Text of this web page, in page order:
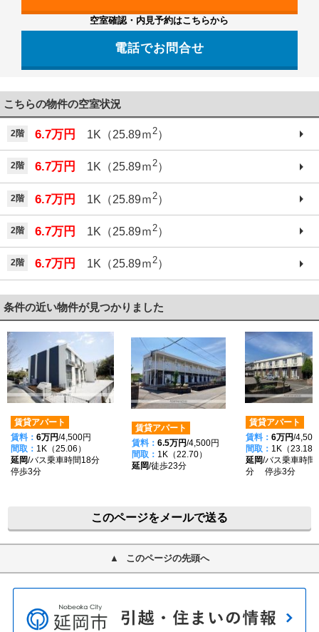
空室確認・内見予約はこちらから
電話でお問合せ
こちらの物件の空室状況
2階 6.7万円 1K（25.89ｍ2）
2階 6.7万円 1K（25.89ｍ2）
2階 6.7万円 1K（25.89ｍ 2）
2階 6.7万円 1K（25.89ｍ 2）
2階 6.7万円 1K（25.89ｍ2）
条件の近い物件が見つかりました
賃貸アパート
賃料： 6万円/4,500円
間取： 1K（25.06）
延岡/バス乗車時間18分
停歩3分
賃貸アパート
賃料： 6.5万円/4,500円
間取： 1K（22.70）
延岡/徒歩23分
賃貸アパート
賃料： 6万円/4,500
間取： 1K（23.18
延岡/バス乗車時間
分 停歩3分
このページをメールで送る
このページの先頭へ